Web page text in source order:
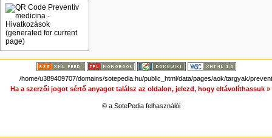
/home/u389409707/domains/sotepedia.hu/public_html/data/pages/aok/targyak/
Ha a szerzői jogot sértő anyagot találsz az oldalon, jelezd, hogy eltávolíthassuk »
© a SotePedia felhasználói